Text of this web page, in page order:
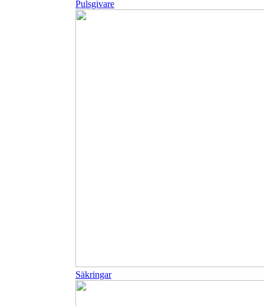
Pulsgivare
Säkringar